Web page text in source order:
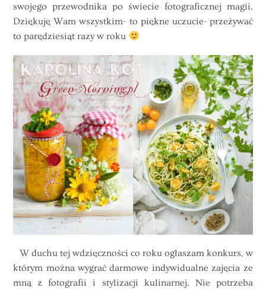
swojego przewodnika po świecie fotograficznej magii.
Dziękuję Wam wszystkim- to piękne uczucie- przeżywać
to parędziesiąt razy w roku
W duchu tej wdzięczności co roku ogłaszam konkurs, w
którym można wygrać darmowe indywidualne zajęcia ze
mną z fotografii i stylizacji kulinarnej. Nie potrzeba